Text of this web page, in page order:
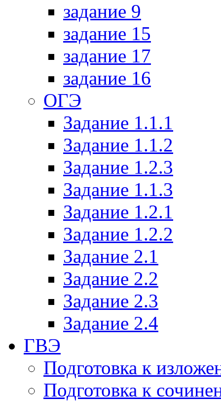
задание 9
задание 15
задание 17
задание 16
ОГЭ
Задание 1.1.1
Задание 1.1.2
Задание 1.2.3
Задание 1.1.3
Задание 1.2.1
Задание 1.2.2
Задание 2.1
Задание 2.2
Задание 2.3
Задание 2.4
ГВЭ
Подготовка к
Подготовка к